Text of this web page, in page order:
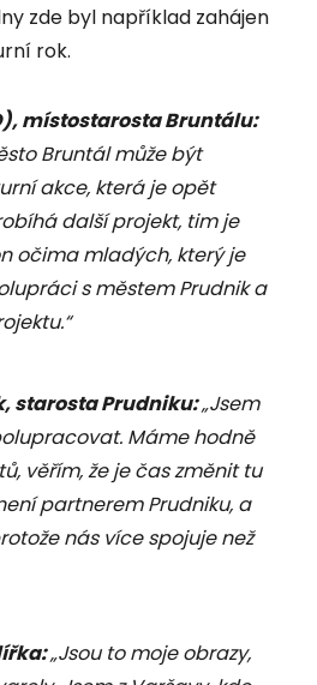
zde byl například zahájen
rok.
místostarosta Bruntálu:
Bruntál může být
akce, která je opět
další projekt, tim je
očima mladých, který je
s městem Prudnik a
starosta Prudniku:„Jsem
Máme hodně
věřím, že je čas změnit tu
partnerem Prudniku, a
nás více spojuje než
„Jsou to moje obrazy,